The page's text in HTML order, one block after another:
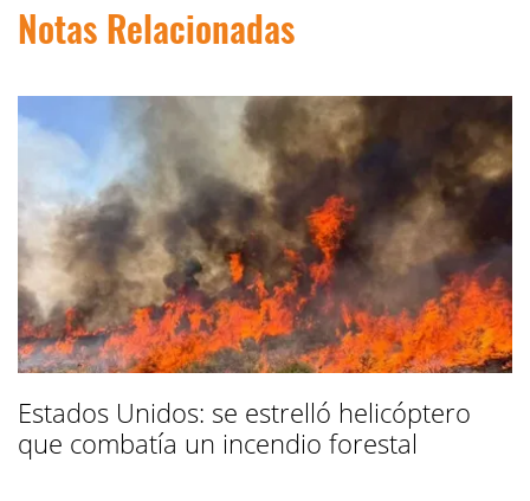
Notas Relacionadas
Estados Unidos: se estrelló helicóptero
que combatía un incendio forestal